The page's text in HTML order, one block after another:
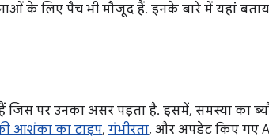
के लिए पैच भी मौजूद हैं. इनके बारे में यहां
जिस पर उनका असर पड़ता है. इसमें, समस्या का
आशंका का टाइप, गंभीरता, और अपडेट किए गए